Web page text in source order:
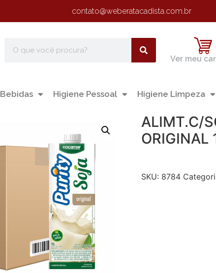
contato@weberatacadista.com.br
Ver meu
Bebidas Higiene Pessoal Higiene Limpeza
ALIMT.C/
ORIGINAL
SKU: 8784